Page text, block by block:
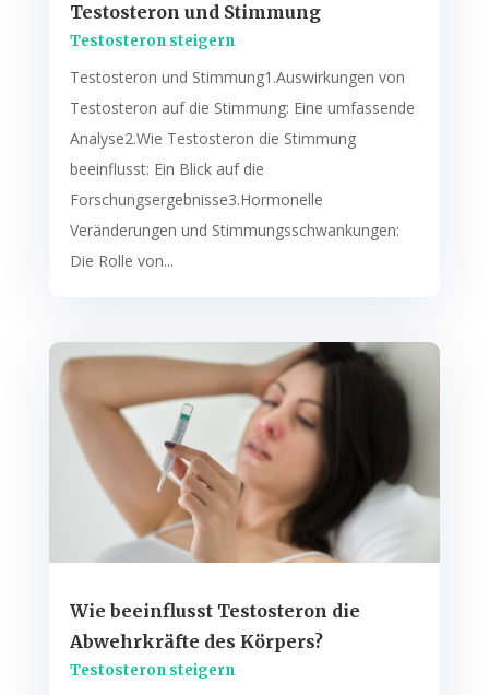
Testosteron und Stimmung
Testosteron steigern
Testosteron und Stimmung1.Auswirkungen von
Testosteron auf die Stimmung: Eine umfassende
Analyse2.Wie Testosteron die Stimmung
beeinflusst: Ein Blick auf die
Forschungsergebnisse3.Hormonelle
Veränderungen und Stimmungsschwankungen:
Die Rolle von...
Wie beeinflusst Testosteron die
Abwehrkräfte des Körpers?
Testosteron steigern